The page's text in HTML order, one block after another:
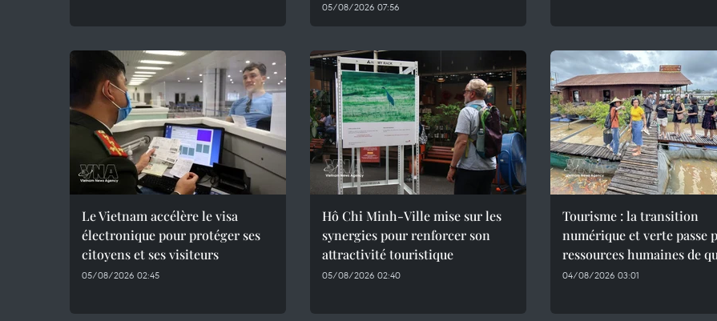
05/08/2026 07:56
Le Vietnam accélère le visa
électronique pour protéger ses
citoyens et ses visiteurs
05/08/2026 02:45
Hô Chi Minh-Ville mise sur les
synergies pour renforcer son
attractivité touristique
05/08/2026 02:40
Tourisme : la transition
numérique et verte passe
ressources humaines de
04/08/2026 03:01